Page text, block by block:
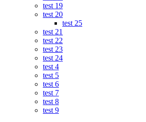
test 19
test 20
test 25
test 21
test 22
test 23
test 24
test 4
test 5
test 6
test 7
test 8
test 9